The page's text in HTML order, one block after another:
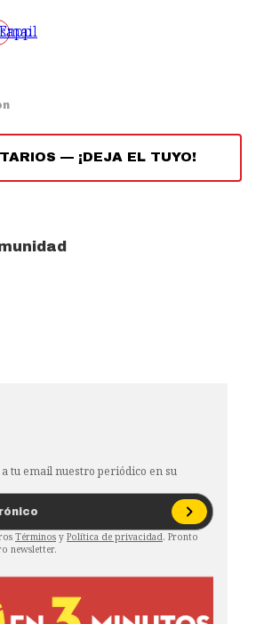
— ¡DEJA EL TUYO!
tu email nuestro periódico en su
Términos y Política de privacidad. Pronto
newsletter.